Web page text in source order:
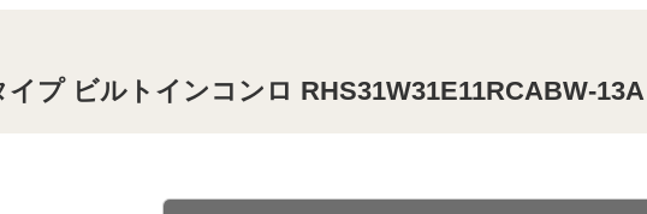
プ ビルトインコンロ RHS31W31E11RCABW-13A